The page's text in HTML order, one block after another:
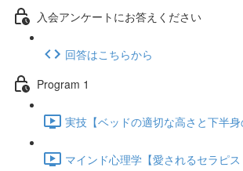
入会アンケートにお答えください
回答はこちらから
Program 1
実技【ベッドの適切な高さと下半
マインド心理学【愛されるセラピス